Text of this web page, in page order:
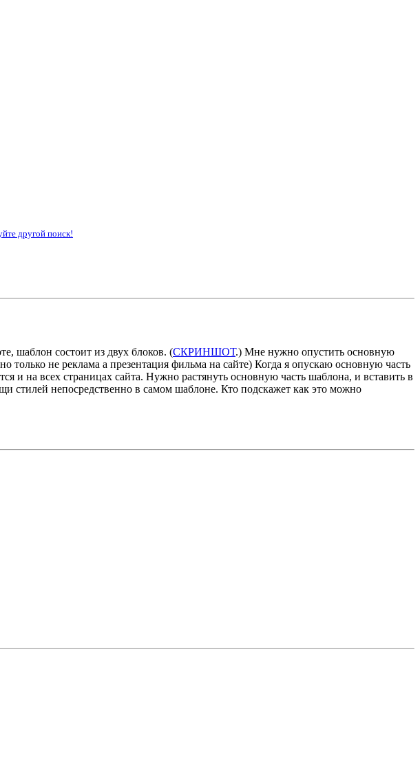
другой поиск!
шаблон состоит из двух блоков. (СКРИНШОТ.) Мне нужно опустить основную
не реклама а презентация фильма на сайте) Когда я опускаю основную часть
и на всех страницах сайта. Нужно растянуть основную часть шаблона, и вставить в
стилей непосредственно в самом шаблоне. Кто подскажет как это можно